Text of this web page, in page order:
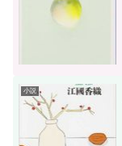
小説